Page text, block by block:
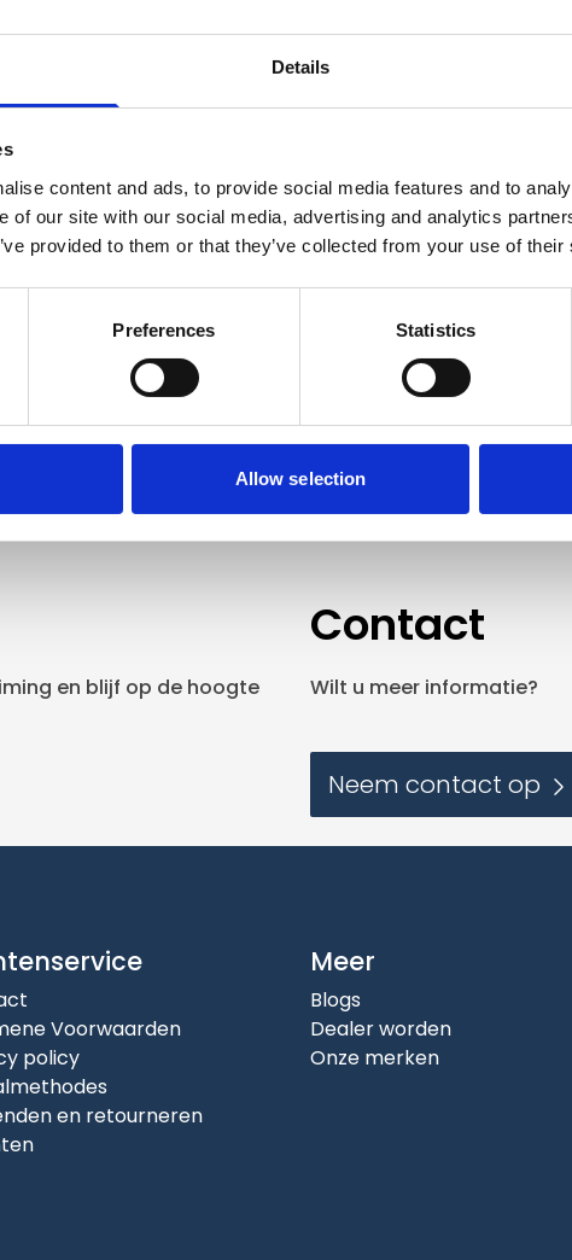
Details
content and ads, to provide social media features and to
of our site with our social media, advertising and analytics
provided to them or that they’ve collected from your use of their
Preferences Statistics
Allow selection
Op voorraad
en blijf op de hoogte
Contact
Wilt u meer informatie?
Neem contact op
Voorwaarden
policy
en retourneren
Meer
Blogs
Dealer worden
Onze merken